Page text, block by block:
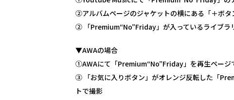
②アルバムページのジャケットの横にある「＋ボタ
② 「Premium“No”Friday」が入っているライブラ
▼AWAの場合
①AWAにて「Premium“No”Friday」を再生ページ
③ 「お気に入りボタン」がオレンジ反転した「
トで撮影